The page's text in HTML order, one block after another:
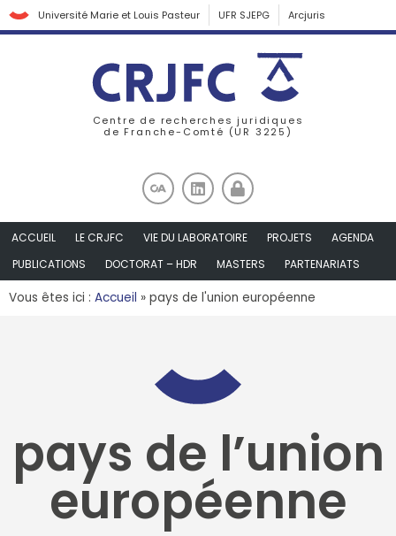
Université Marie et Louis Pasteur UFR SJEPG Arcjuris
Centre de recherches juridiques
de Franche-Comté (UR 3225)
ACCUEIL LE CRJFC VIE DU LABORATOIRE PROJETS
AGENDA
PUBLICATIONS
DOCTORAT – HDR MASTERS PARTENARIATS
Vous êtes ici : Accueil » pays de l'union européenne
pays de l’union
européenne